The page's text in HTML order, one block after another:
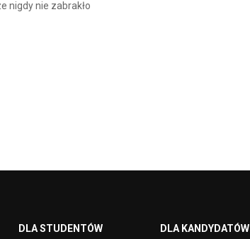
nigdy nie zabrakło
DLA STUDENTÓW DLA KANDYDATÓW